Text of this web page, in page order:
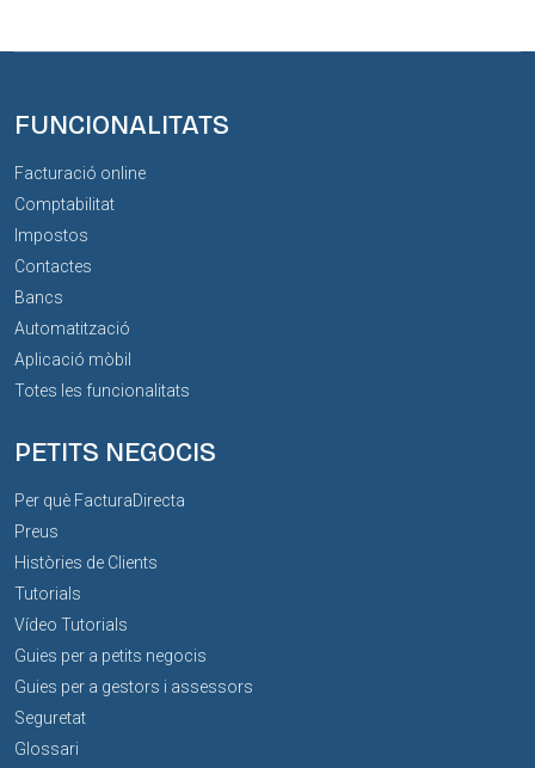
FUNCIONALITATS
Facturació online
Comptabilitat
Impostos
Contactes
Bancs
Automatització
Aplicació mòbil
Totes les funcionalitats
PETITS NEGOCIS
Per què FacturaDirecta
Preus
Històries de Clients
Tutorials
Vídeo Tutorials
Guies per a petits negocis
Guies per a gestors i assessors
Seguretat
Glossari